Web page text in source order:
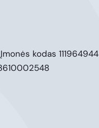
Įmonės kodas 111964944